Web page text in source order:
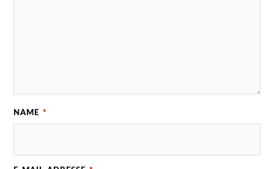
NAME *